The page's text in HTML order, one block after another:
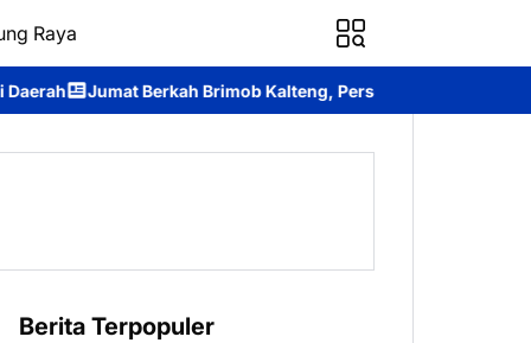
Raya
Brimob Kalteng, Personel Batalyon B Pelopor Berbagi
Berita Terpopuler